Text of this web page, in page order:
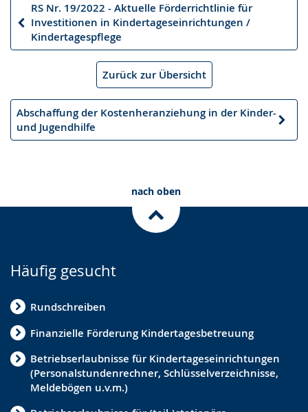
Vorheriger
Artikel
RS Nr. 19/2022 - Aktuelle Förderrichtlinie für
Investitionen in Kindertageseinrichtungen /
Kindertagespflege
Zurück zur Übersicht
Abschaffung der Kostenheranziehung in der Kinder-
und Jugendhilfe
Nächster
Artikel
nach oben
Häufig gesucht
Rundschreiben
Finanzielle Förderung Kindertagesbetreuung
Betriebserlaubnisse für Kindertageseinrichtungen
(Personalstundenrechner, Schlüsselverzeichnisse,
Meldebögen u.v.m.)